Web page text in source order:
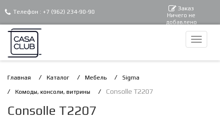
Телефон : +7 (962) 234-90-90 Заказ
Ничего не
добавлено
Главная Каталог Мебель Sigma
Комоды, консоли, витрины Consolle T2207
Consolle T2207